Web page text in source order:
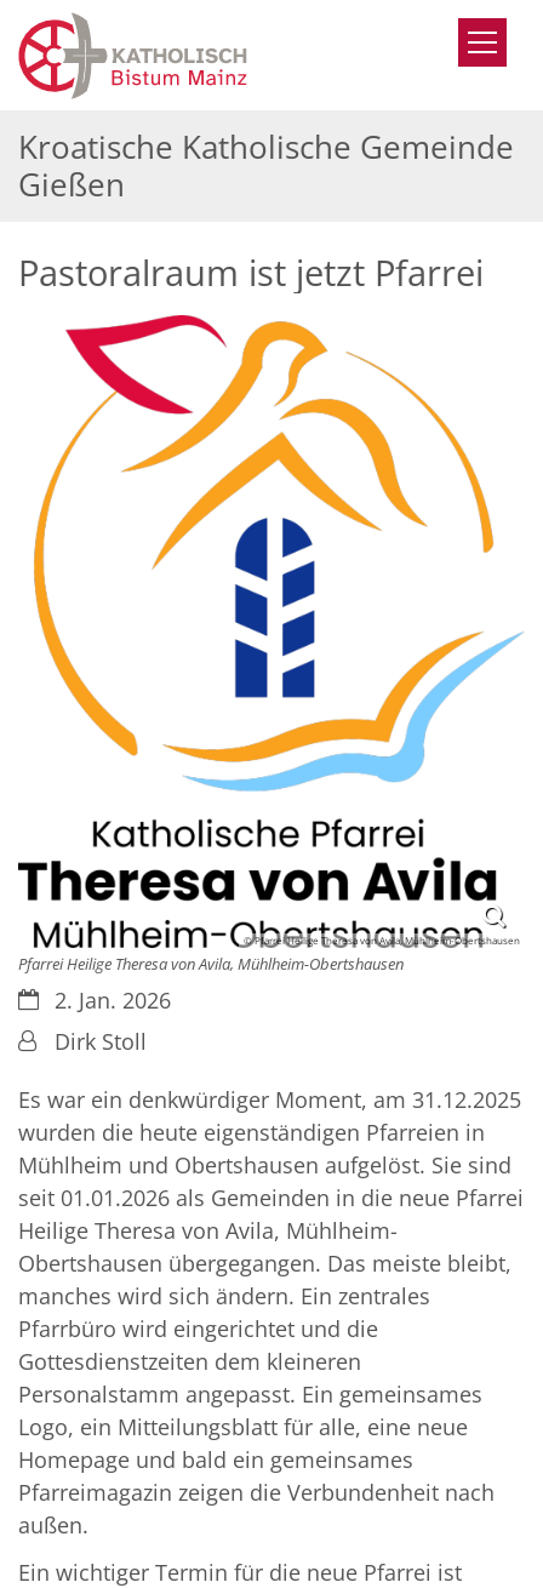
Zum Inhalt springen
Kroatische Katholische Gemeinde
Gießen
Pastoralraum ist jetzt Pfarrei
© Pfarrei Heilige Theresa von Avila, Mühlheim-Obertshausen
Pfarrei Heilige Theresa von Avila, Mühlheim-Obertshausen
Datum:2. Jan. 2026
Von:Dirk Stoll
Es war ein denkwürdiger Moment, am 31.12.2025
wurden die heute eigenständigen Pfarreien in
Mühlheim und Obertshausen aufgelöst. Sie sind
seit 01.01.2026 als Gemeinden in die neue Pfarrei
Heilige Theresa von Avila, Mühlheim-
Obertshausen übergegangen. Das meiste bleibt,
manches wird sich ändern. Ein zentrales
Pfarrbüro wird eingerichtet und die
Gottesdienstzeiten dem kleineren
Personalstamm angepasst. Ein gemeinsames
Logo, ein Mitteilungsblatt für alle, eine neue
Homepage und bald ein gemeinsames
Pfarreimagazin zeigen die Verbundenheit nach
außen.
Ein wichtiger Termin für die neue Pfarrei ist